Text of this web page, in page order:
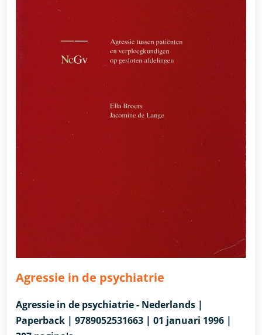
Agressie in de psychiatrie
Agressie in de psychiatrie - Nederlands |
Paperback | 9789052531663 | 01 januari 1996 |